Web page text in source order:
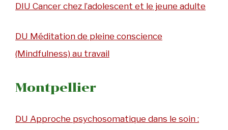
DIU Cancer chez l’adolescent et le jeune adulte
DU Méditation de pleine conscience
(Mindfulness) au travail
Montpellier
DU Approche psychosomatique dans le soin :